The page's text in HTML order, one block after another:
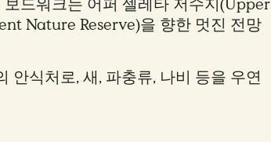
드워크는 어퍼 셀레타 저수지(Upper
Nature Reserve)을 향한 멋진 전망
안식처로, 새, 파충류, 나비 등을 우연